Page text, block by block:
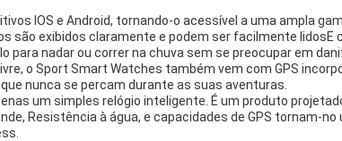
IOS e Android, tornando-o acessível a uma ampla
são exibidos claramente e podem ser facilmente lidosE
nadar ou correr na chuva sem se preocupar em
o Sport Smart Watches também vem com GPS
nunca se percam durante as suas aventuras.
um simples relógio inteligente. É um produto
Resistência à água, e capacidades de GPS tornam-no